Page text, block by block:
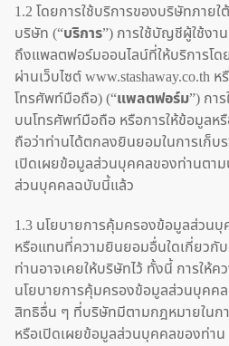
1.2 โดยการใช้บริการของบริษัทภาย
บริษัท (“บริการ”) การใช้บัญชีผู้ใช้งา
ถึงแพลตฟอร์มออนไลน์ที่ให้บริการโด
ผ่านเว็บไซต์ www.stashaway.co.th
โทรศัพท์มือถือ) (“แพลตฟอร์ม”) กา
บนโทรศัพท์มือถือ หรือการให้ข้อมูล
ถือว่าท่านได้ตกลงยินยอมในการเก็บ
เปิดเผยข้อมูลส่วนบุคคลของท่านตา
ส่วนบุคคลฉบับนี้แล้ว
1.3 นโยบายการคุ้มครองข้อมูลส่วน
หรือแทนที่ความยินยอมอื่นใดเกี่ยวกั
ท่านอาจเคยให้บริษัทไว้ ทั้งนี้ การให้
นโยบายการคุ้มครองข้อมูลส่วนบุคค
สิทธิอื่น ๆ ที่บริษัทมีตามกฎหมายในกา
หรือเปิดเผยข้อมูลส่วนบุคคลของท่าน